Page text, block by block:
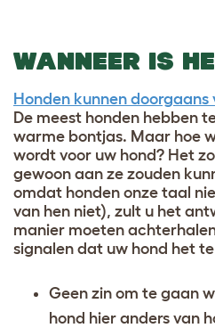
WANNEER IS
Honden kunnen
De meest honden hebben
warme bontjas. Maar hoe
wordt voor uw hond? Het
gewoon aan ze zouden
omdat honden onze taal
van hen niet), zult u het
manier moeten
signalen dat uw hond het
Geen zin om te gaan
hond hier anders van